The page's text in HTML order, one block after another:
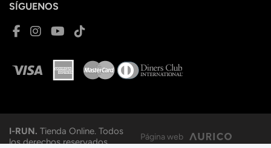
SÍGUENOS
I-RUN. Tienda Online. Todos
los derechos reservados.
Página web